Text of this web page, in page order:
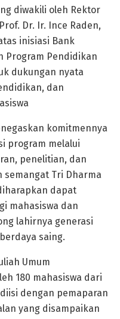
diwakili oleh Rektor
Dr. Ir. Ince Raden,
inisiasi Bank
Program Pendidikan
dukungan nyata
dan
komitmennya
program melalui
penelitian, dan
semangat Tri Dharma
dapat
mahasiswa dan
lahirnya generasi
saing.
Umum
180 mahasiswa dari
dengan pemaparan
yang disampaikan